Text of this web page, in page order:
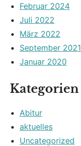
Februar 2024
Juli 2022
März 2022
September 2021
Januar 2020
Kategorien
Abitur
aktuelles
Uncategorized